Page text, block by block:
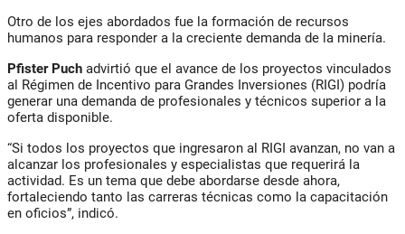
Otro de los ejes abordados fue la formación de recursos
humanos para responder a la creciente demanda de la minería.
Pfister Puch advirtió que el avance de los proyectos vinculados
al Régimen de Incentivo para Grandes Inversiones (RIGI) podría
generar una demanda de profesionales y técnicos superior a la
oferta disponible.
“Si todos los proyectos que ingresaron al RIGI avanzan, no van a
alcanzar los profesionales y especialistas que requerirá la
actividad. Es un tema que debe abordarse desde ahora,
fortaleciendo tanto las carreras técnicas como la capacitación
en oficios”, indicó.